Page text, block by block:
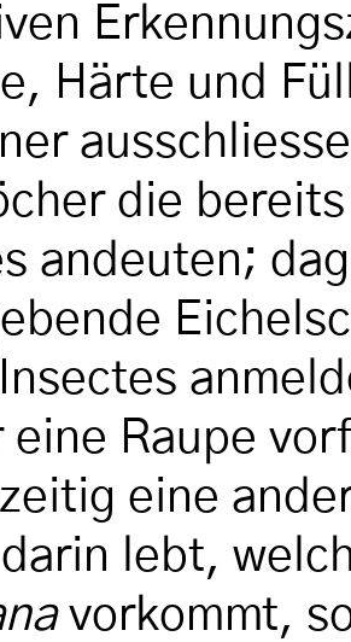
Härte und
die
andeuten;
eine Raupe
eine
darin lebt,
vorkommt,